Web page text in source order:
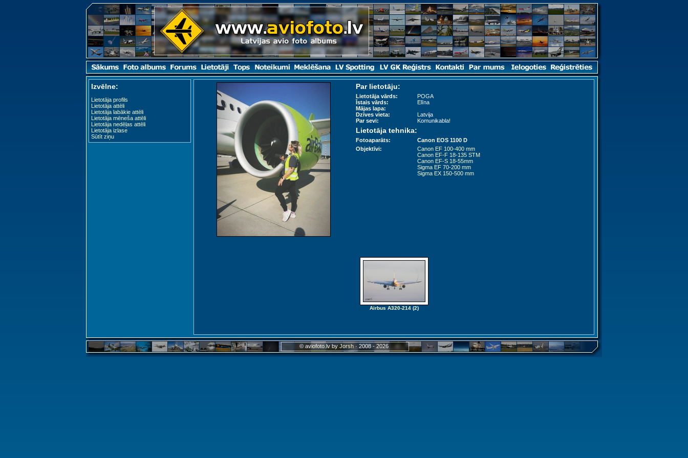
Izvēlne:
Lietotāja profils
Lietotāja attēli
Lietotāja labākie attēli
Lietotāja mēneša attēli
Lietotāja nedēļas attēli
Lietotāja izlase
Sūtīt ziņu
Par lietotāju:
Lietotāja vārds:
POGA
Īstais vārds:
Elīna
Mājas lapa:
Dzīves vieta:
Latvija
Par sevi:
Komunikabla!
Lietotāja tehnika:
Fotoaparāts:
Canon EOS 1100 D
Objektīvi:
Canon EF 100-400 mm
Canon EF-F 18-135 STM
Canon EF-S 18-55mm
Sigma EF 70-200 mm
Sigma EX 150-500 mm
Airbus A320-214(2)
© aviofoto.lv byJorsh · 2008 - 2026